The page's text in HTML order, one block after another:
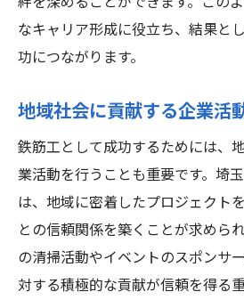
なキャリア形成に役立ち、結果と
功につながります。
地域社会に貢献する企業活
鉄筋工として成功するためには、
業活動を行うことも重要です。埼
は、地域に密着したプロジェクト
との信頼関係を築くことが求めら
の清掃活動やイベントのスポンサ
対する積極的な貢献が信頼を得る